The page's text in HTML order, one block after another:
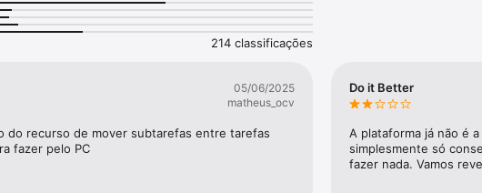
baixar o aplicativo gratuitamente, e para entrar basta utilizar o mesmo login
os seguintes recursos:
de tarefas ou os quadros em modo Kanban.
todas as mensagens que você recebeu, abra e responda.
ou preencha um formulário para enviar uma nova solicitação.
214 classificações
05/06/2025
matheus_ocv
do recurso de mover subtarefas entre tarefas
fazer pelo PC
Do it Better
A plataforma já não é
simplesmente só
fazer nada. Vamos